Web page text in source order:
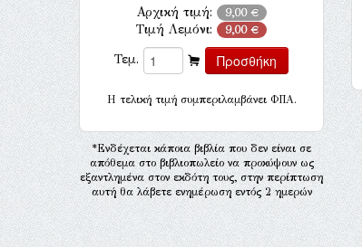
Αρχική τιμή: 9,00 €
Τιμή Λεμόνι: 9,00 €
Τεμ.
H τελική τιμή συμπεριλαμβάνει ΦΠΑ.
*Ενδέχεται κάποια βιβλία που δεν είναι σε
απόθεμα στο βιβλιοπωλείο να προκύψουν ως
εξαντλημένα στον εκδότη τους, στην περίπτωση
αυτή θα λάβετε ενημέρωση εντός 2 ημερών